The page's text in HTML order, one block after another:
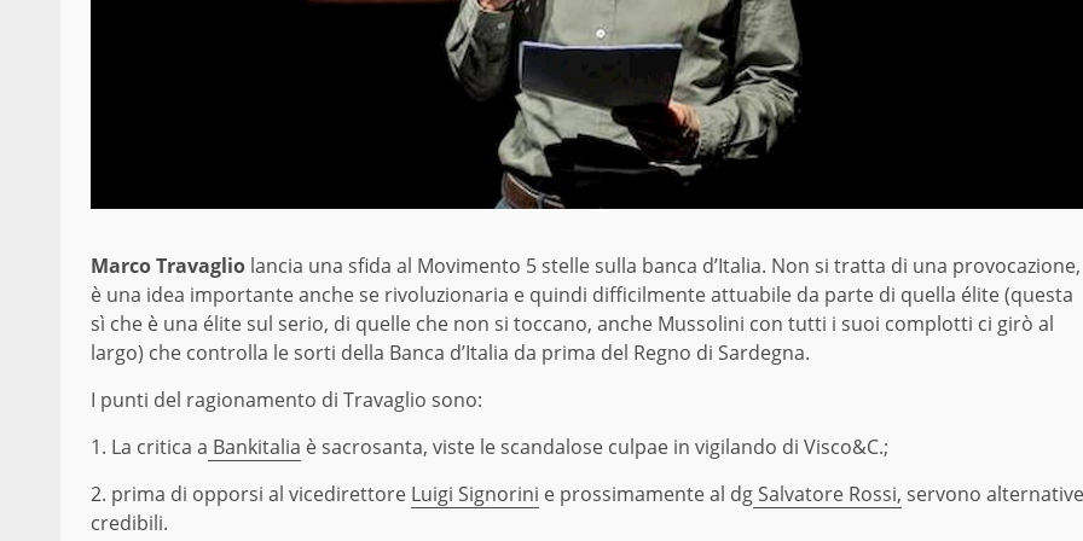
Marco Travaglio lancia una sfida al Movimento 5 stelle sulla banca d’Italia. Non si tratta di una provocazione,
è una idea importante anche se rivoluzionaria e quindi difficilmente attuabile da parte di quella élite (questa
sì che è una élite sul serio, di quelle che non si toccano, anche Mussolini con tutti i suoi complotti ci girò al
largo) che controlla le sorti della Banca d’Italia da prima del Regno di Sardegna.
I punti del ragionamento di Travaglio sono:
1. La critica a Bankitalia è sacrosanta, viste le scandalose culpae in vigilando di Visco&C.;
2. prima di opporsi al vicedirettore Luigi Signorini e prossimamente al dgSalvatore Rossi, servono alternative
credibili.